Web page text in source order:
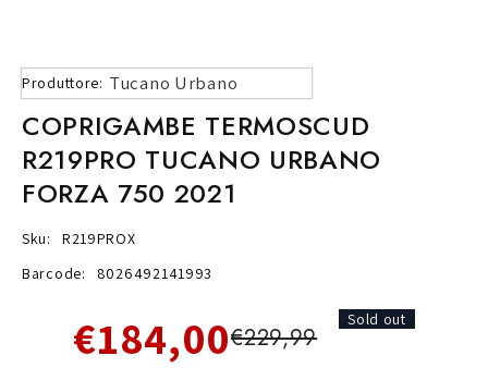
Produttore: Tucano Urbano
COPRIGAMBE TERMOSCUD
R219PRO TUCANO URBANO
FORZA 750 2021
Sku:
R219PROX
Barcode:
8026492141993
€184,00€229,99
Sold out